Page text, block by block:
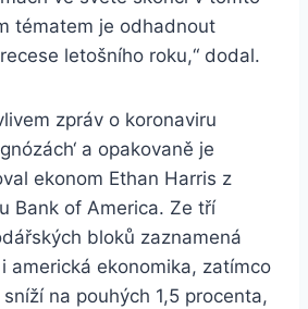
tématem je odhadnout
letošního roku,“ dodal.
zpráv o koronaviru
a opakovaně je
ekonom Ethan Harris z
Bank of America. Ze tří
bloků zaznamená
americká ekonomika, zatímco
na pouhých 1,5 procenta,